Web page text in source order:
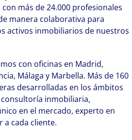
más de 24.000 profesionales
manera colaborativa para
activos inmobiliarios de nuestros
con oficinas en Madrid,
Málaga y Marbella. Más de 160
desarrolladas en los ámbitos
inmobiliaria,
en el mercado, experto en
a cada cliente.